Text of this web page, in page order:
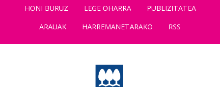
HONI BURUZ LEGE OHARRA
PUBLIZITATEA
ARAUAK
HARREMANETARAKO RSS